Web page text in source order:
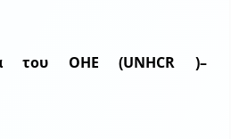
του ΟΗΕ (UNHCR )–